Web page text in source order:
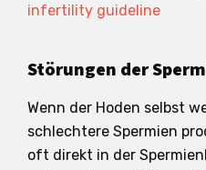
infertility guideline
Störungen der
Wenn der Hoden selbst
schlechtere Spermien
oft direkt in der